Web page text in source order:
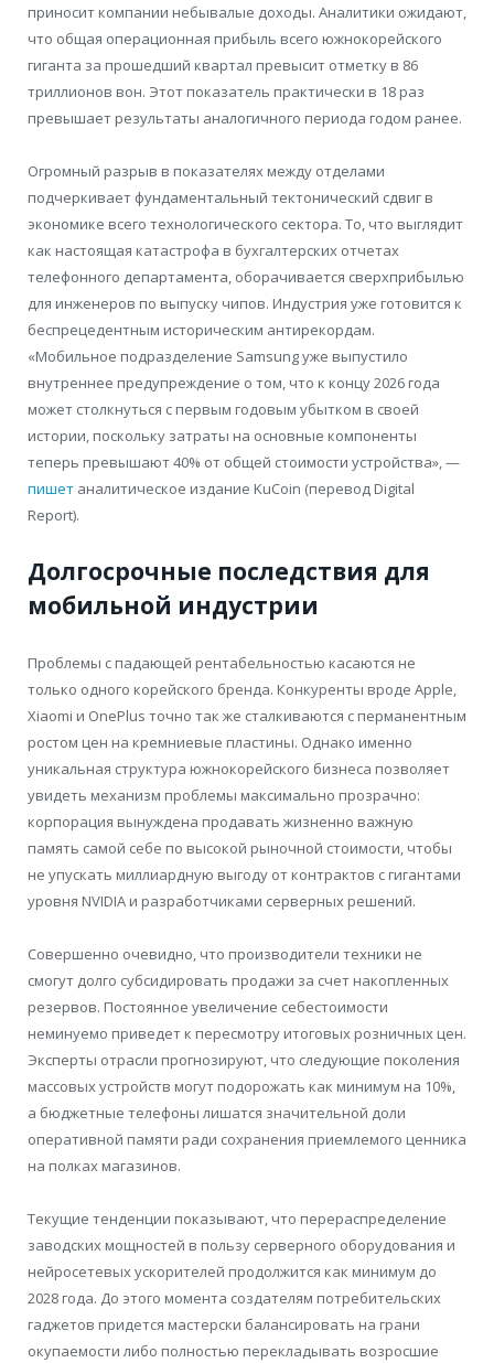
приносит компании небывалые доходы. Аналитики ожидают,
что общая операционная прибыль всего южнокорейского
гиганта за прошедший квартал превысит отметку в 86
триллионов вон. Этот показатель практически в 18 раз
превышает результаты аналогичного периода годом ранее.
Огромный разрыв в показателях между отделами
подчеркивает фундаментальный тектонический сдвиг в
экономике всего технологического сектора. То, что выглядит
как настоящая катастрофа в бухгалтерских отчетах
телефонного департамента, оборачивается сверхприбылью
для инженеров по выпуску чипов. Индустрия уже готовится к
беспрецедентным историческим антирекордам.
«Мобильное подразделение Samsung уже выпустило
внутреннее предупреждение о том, что к концу 2026 года
может столкнуться с первым годовым убытком в своей
истории, поскольку затраты на основные компоненты
теперь превышают 40% от общей стоимости устройства», —
пишет аналитическое издание KuCoin (перевод Digital
Report).
Долгосрочные последствия для
мобильной индустрии
Проблемы с падающей рентабельностью касаются не
только одного корейского бренда. Конкуренты вроде Apple,
Xiaomi и OnePlus точно так же сталкиваются с перманентным
ростом цен на кремниевые пластины. Однако именно
уникальная структура южнокорейского бизнеса позволяет
увидеть механизм проблемы максимально прозрачно:
корпорация вынуждена продавать жизненно важную
память самой себе по высокой рыночной стоимости, чтобы
не упускать миллиардную выгоду от контрактов с гигантами
уровня NVIDIA и разработчиками серверных решений.
Совершенно очевидно, что производители техники не
смогут долго субсидировать продажи за счет накопленных
резервов. Постоянное увеличение себестоимости
неминуемо приведет к пересмотру итоговых розничных цен.
Эксперты отрасли прогнозируют, что следующие поколения
массовых устройств могут подорожать как минимум на 10%,
а бюджетные телефоны лишатся значительной доли
оперативной памяти ради сохранения приемлемого ценника
на полках магазинов.
Текущие тенденции показывают, что перераспределение
заводских мощностей в пользу серверного оборудования и
нейросетевых ускорителей продолжится как минимум до
2028 года. До этого момента создателям потребительских
гаджетов придется мастерски балансировать на грани
окупаемости либо полностью перекладывать возросшие